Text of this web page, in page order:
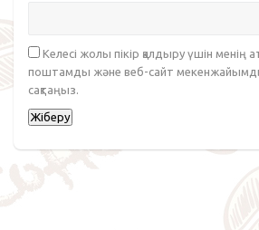
Келесі жолы пікір қалдыру үшін менің
поштамды және веб-сайт
сақтаңыз.